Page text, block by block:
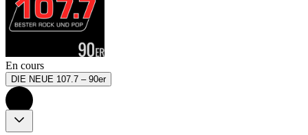
En cours
DIE NEUE 107.7 – 90er